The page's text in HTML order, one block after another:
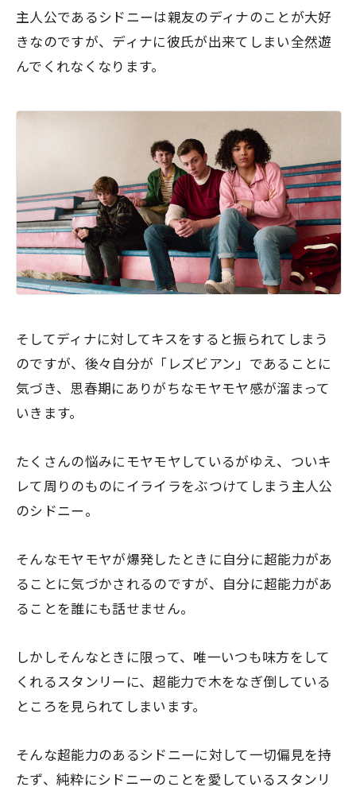
主人公であるシドニーは親友のディナのことが大好
きなのですが、ディナに彼氏が出来てしまい全然遊
んでくれなくなります。
そしてディナに対してキスをすると振られてしまう
のですが、後々自分が「レズビアン」であることに
気づき、思春期にありがちなモヤモヤ感が溜まって
いきます。
たくさんの悩みにモヤモヤしているがゆえ、ついキ
レて周りのものにイライラをぶつけてしまう主人公
のシドニー。
そんなモヤモヤが爆発したときに自分に超能力があ
ることに気づかされるのですが、自分に超能力があ
ることを誰にも話せません。
しかしそんなときに限って、唯一いつも味方をして
くれるスタンリーに、超能力で木をなぎ倒している
ところを見られてしまいます。
そんな超能力のあるシドニーに対して一切偏見を持
たず、純粋にシドニーのことを愛しているスタンリ